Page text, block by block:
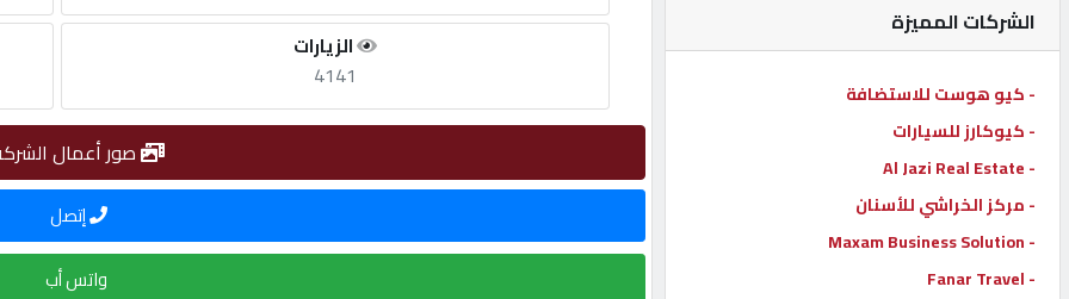
إبحث
إتصل
بنا
إعلانات
الشركات المميزة
- كيو هوست للاستضافة
- كيوكارز للسيارات
- Al Jazi Real Estate
- مركز الخراشي للأسنان
- Maxam Business Solution
- Fanar Travel
الزيارات
4141
صور أعمال
إتصل
واتس أب